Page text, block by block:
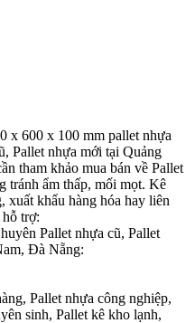
x 600 x 100 mm pallet nhựa
Pallet nhựa mới tại Quảng
tham khảo mua bán về Pallet
tránh ẩm thấp, mối mọt. Kê
xuất khẩu hàng hóa hay liên
trợ:
Pallet nhựa cũ, Pallet
Đà Nẵng:
Pallet nhựa công nghiệp,
sinh, Pallet kê kho lạnh,